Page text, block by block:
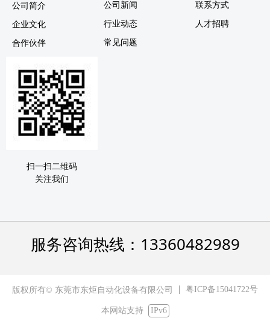
扫一扫二维码
关注我们
公司简介
企业文化
合作伙伴
公司新闻
行业动态
常见问题
联系方式
人才招聘
服务咨询热线：13360482989
版权所有© 东莞市东炬自动化设备有限公司 粤ICP备15041722号
本网站支持 IPv6